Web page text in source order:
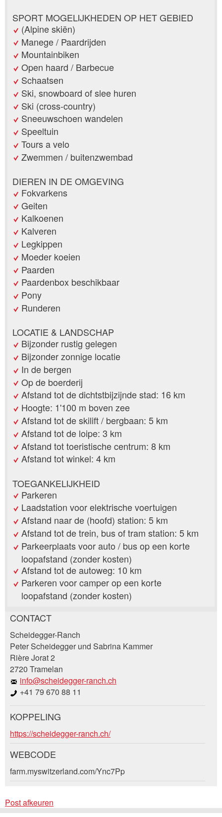
SPORT MOGELIJKHEDEN OP HET GEBIED
(Alpine skiën)
Manege / Paardrijden
Mountainbiken
Open haard / Barbecue
Schaatsen
Ski, snowboard of slee huren
Ski (cross-country)
Sneeuwschoen wandelen
Speeltuin
Tours a velo
Zwemmen / buitenzwembad
DIEREN IN DE OMGEVING
Fokvarkens
Geiten
Kalkoenen
Kalveren
Legkippen
Moeder koeien
Paarden
Paardenbox beschikbaar
Pony
Runderen
LOCATIE & LANDSCHAP
Bijzonder rustig gelegen
Bijzonder zonnige locatie
In de bergen
Op de boerderij
Afstand tot de dichtstbijzijnde stad: 16 km
Hoogte: 1'100 m boven zee
Afstand tot de skilift / bergbaan: 5 km
Afstand tot de loipe: 3 km
Afstand tot toeristische centrum: 8 km
Afstand tot winkel: 4 km
TOEGANKELIJKHEID
Parkeren
Laadstation voor elektrische voertuigen
Afstand naar de (hoofd) station: 5 km
Afstand tot de trein, bus of tram station: 5 km
Parkeerplaats voor auto / bus op een korte
loopafstand (zonder kosten)
Afstand tot de autoweg: 10 km
Parkeren voor camper op een korte
loopafstand (zonder kosten)
Post afkeuren
Uw feedback wordt zeer gewaardeerd!
Algemene feedback
Vermelding niet langer geldig
Onvolledige vermelding
Beveel deze advertentie aan bij vrienden.
* Invoer vereist
CONTACT
Scheidegger-Ranch
Peter Scheidegger und Sabrina Kammer
Rière Jorat 2
2720 Tramelan
info@scheidegger-ranch.ch
+41 79 670 88 11
Boekingsaanvraag
Aankomst *
ma di wo do vr za zo
KOPPELING
https://scheidegger-ranch.ch/
WEBCODE
farm.myswitzerland.com/Ync7Pp
Post afkeuren